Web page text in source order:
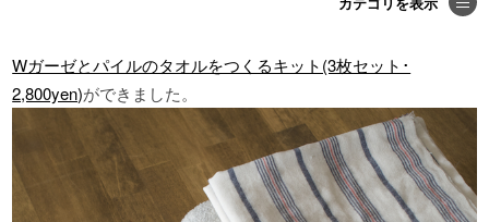
Wガーゼとパイルのタオルをつくるキット(3枚セット･
2,800yen)ができました。